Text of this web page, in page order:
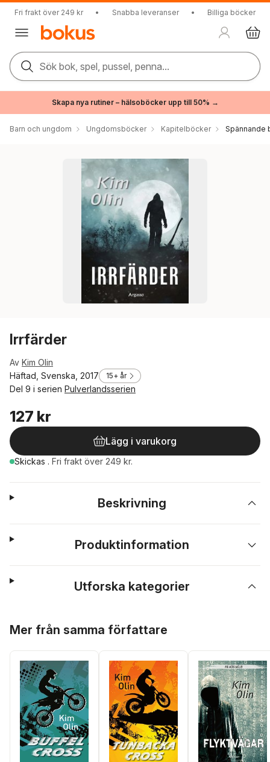
Fri frakt över 249 kr • Snabba leveranser • Billiga böcker
Sök bok, spel, pussel, penna...
Skapa nya rutiner – hälsoböcker upp till 50% →
Barn och ungdom Ungdomsböcker Kapitelböcker Spännande
Irrfärder
Av Kim Olin
Häftad, Svenska, 2017
15+ år
Del 9 i serien Pulverlandsserien
127 kr
Lägg i varukorg
Skickas . Fri frakt över 249 kr.
Beskrivning
Produktinformation
Utforska kategorier
Mer från samma författare